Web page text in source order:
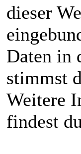
dieser
Daten in
stimmst
Weitere
findest